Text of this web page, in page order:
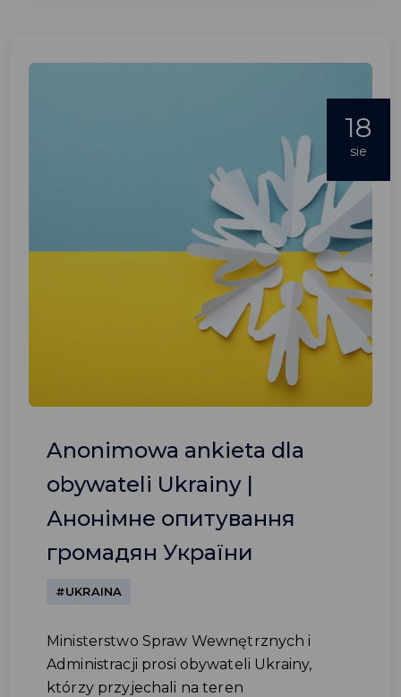
18
sie
Anonimowa ankieta dla
obywateli Ukrainy |
Анонімне опитування
громадян України
#UKRAINA
Ministerstwo Spraw Wewnętrznych i
Administracji prosi obywateli Ukrainy,
którzy przyjechali na teren